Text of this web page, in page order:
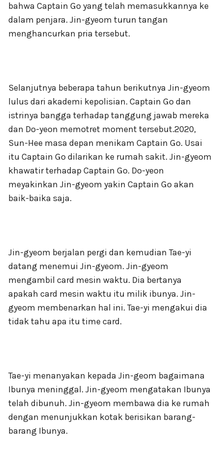
bahwa Captain Go yang telah memasukkannya ke
dalam penjara. Jin-gyeom turun tangan
menghancurkan pria tersebut.
Selanjutnya beberapa tahun berikutnya Jin-gyeom
lulus dari akademi kepolisian. Captain Go dan
istrinya bangga terhadap tanggung jawab mereka
dan Do-yeon memotret moment tersebut.2020,
Sun-Hee masa depan menikam Captain Go. Usai
itu Captain Go dilarikan ke rumah sakit. Jin-gyeom
khawatir terhadap Captain Go. Do-yeon
meyakinkan Jin-gyeom yakin Captain Go akan
baik-baika saja.
Jin-gyeom berjalan pergi dan kemudian Tae-yi
datang menemui Jin-gyeom. Jin-gyeom
mengambil card mesin waktu. Dia bertanya
apakah card mesin waktu itu milik ibunya. Jin-
gyeom membenarkan hal ini. Tae-yi mengakui dia
tidak tahu apa itu time card.
Tae-yi menanyakan kepada Jin-geom bagaimana
Ibunya meninggal. Jin-gyeom mengatakan Ibunya
telah dibunuh. Jin-gyeom membawa dia ke rumah
dengan menunjukkan kotak berisikan barang-
barang Ibunya.